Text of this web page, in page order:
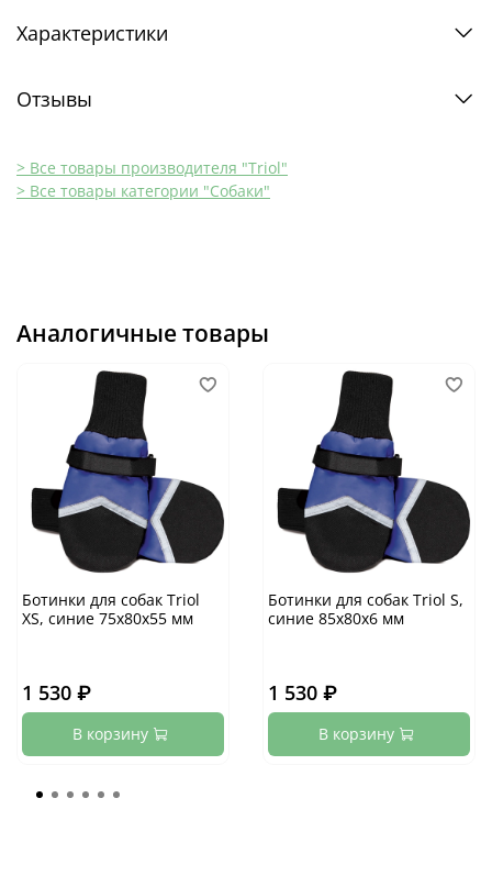
Характеристики
Отзывы
> Все товары производителя "Triol"
> Все товары категории "Собаки"
Аналогичные товары
Ботинки для собак Triol
XS, синие 75х80х55 мм
1 530 ₽
В корзину
Ботинки для собак Triol S,
синие 85х80х6 мм
1 530 ₽
В корзину